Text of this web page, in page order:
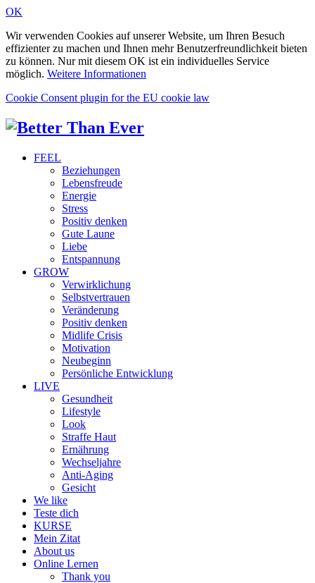
OK
Wir verwenden Cookies auf unserer Website, um Ihren Besuch
effizienter zu machen und Ihnen mehr Benutzerfreundlichkeit bieten
zu können. Nur mit diesem OK ist ein individuelles Service
möglich. Weitere Informationen
Cookie Consent plugin for the EU cookie law
FEEL
Beziehungen
Lebensfreude
Energie
Stress
Positiv denken
Gute Laune
Liebe
Entspannung
GROW
Verwirklichung
Selbstvertrauen
Veränderung
Positiv denken
Midlife Crisis
Motivation
Neubeginn
Persönliche Entwicklung
LIVE
Gesundheit
Lifestyle
Look
Straffe Haut
Ernährung
Wechseljahre
Anti-Aging
Gesicht
We like
Teste dich
KURSE
Mein Zitat
About us
Online Lernen
Thank you